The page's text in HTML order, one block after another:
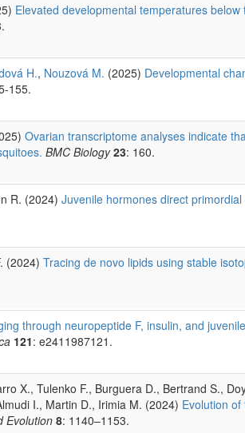
Elevated developmental temperatures below
H., Nouzová M. (2025) Developmental
155.
Ovarian transcriptome analyses indicate
BMC Biology 23: 160.
R. (2024) Juvenile hormones direct primordial
(2024) Tracing de novo lipids using stable
through neuropeptide F, insulin, and juvenile
121: e2411987121.
X., Tulenko F., Burguera D., Bertrand S.,
I., Martin D., Irimia M. (2024) Evolution of
Evolution8: 1140–1153.